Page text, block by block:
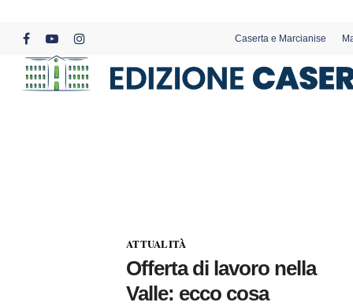
content
facebookyoutubeinstagram
Caserta e Marcianise
ATTUALITÀ
Offerta di lavoro nella
Valle: ecco cosa